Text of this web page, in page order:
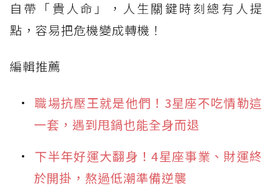
自帶「貴人命」，人生關鍵時刻總有人提
點，容易把危機變成轉機！
編輯推薦
職場抗壓王就是他們！3星座不吃情勒這
一套，遇到甩鍋也能全身而退
下半年好運大翻身！4星座事業、財運終
於開掛，熬過低潮準備逆襲